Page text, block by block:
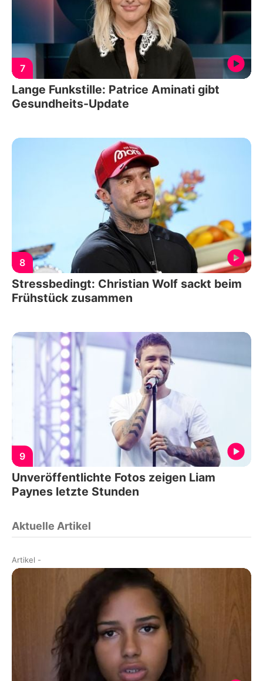
7
Lange Funkstille: Patrice Aminati gibt
Gesundheits-Update
8
Stressbedingt: Christian Wolf sackt beim
Frühstück zusammen
9
Unveröffentlichte Fotos zeigen Liam
Paynes letzte Stunden
Aktuelle Artikel
Artikel -